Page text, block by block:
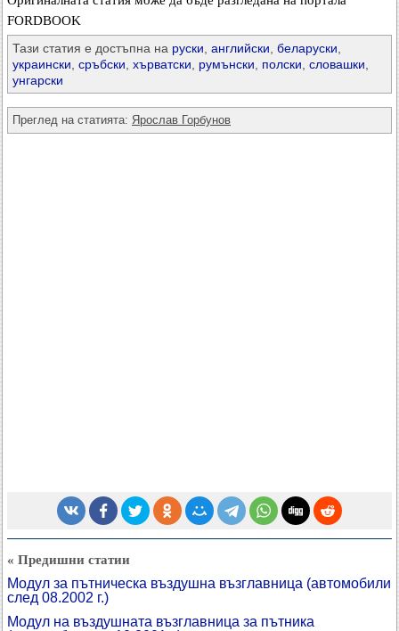
FORDBOOK
Тази статия е достъпна на руски английски беларуски
украински сръбски хърватски румънски полски словашки
унгарски
Преглед на статията: Ярослав Горбунов
« Предишни статии
Модул за пътническа въздушна възглавница (автомобили
след 08.2002 г.)
Модул на въздушната възглавница за пътника